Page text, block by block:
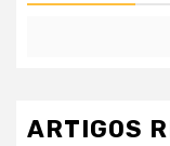
ARTIGOS